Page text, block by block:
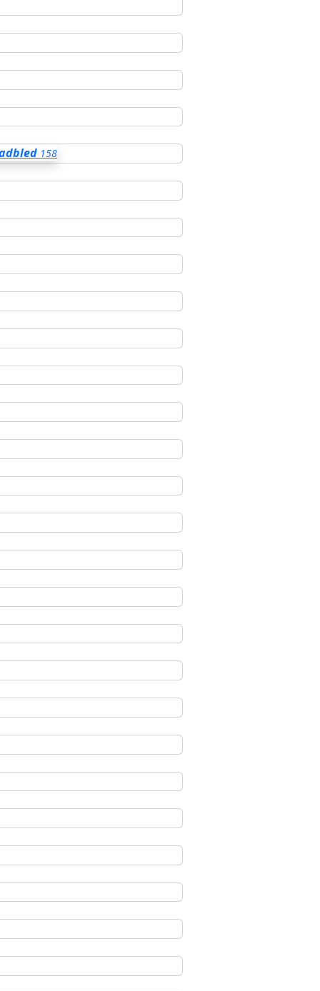
158